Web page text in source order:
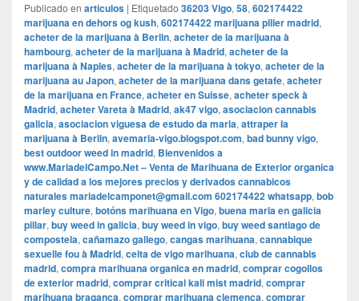
Publicado en articulos | Etiquetado 36203 Vigo, 58, 602174422
marijuana en dehors og kush, 602174422 marijuana pilier madrid,
acheter de la marijuana à Berlin, acheter de la marijuana à
hambourg, acheter de la marijuana à Madrid, acheter de la
marijuana à Naples, acheter de la marijuana à tokyo, acheter de la
marijuana au Japon, acheter de la marijuana dans getafe, acheter
de la marijuana en France, acheter en Suisse, acheter speck à
Madrid, acheter Vareta à Madrid, ak47 vigo, asociacion cannabis
galicia, asociacion viguesa de estudo da maria, attraper la
marijuana à Berlin, avemaria-vigo.blogspot.com, bad bunny vigo,
best outdoor weed in madrid, Bienvenidos a
www.MariadelCampo.Net – Venta de Marihuana de Exterior organica
y de calidad a los mejores precios y derivados cannabicos
naturales mariadelcamponet@gmail.com 602174422 whatsapp, bob
marley culture, botóns marihuana en Vigo, buena maria en galicia
pillar, buy weed in galicia, buy weed in vigo, buy weed santiago de
compostela, cañamazo gallego, cangas marihuana, cannabique
sexuelle fou à Madrid, celta de vigo marihuana, club de cannabis
madrid, compra marihuana organica en madrid, comprar cogollos
de exterior madrid, comprar critical kali mist madrid, comprar
marihuana bragança, comprar marihuana clemença, comprar